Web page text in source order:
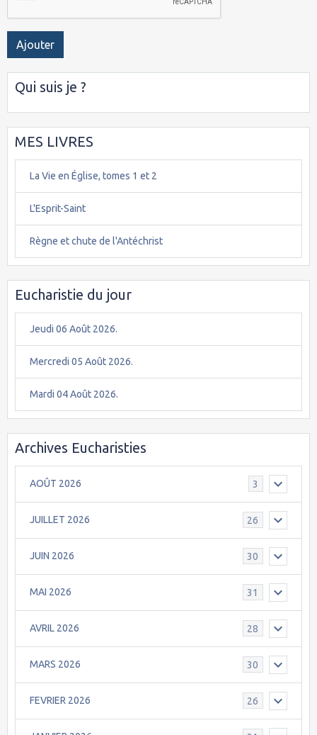
Ajouter
Qui suis je ?
MES LIVRES
La Vie en Église, tomes 1 et 2
L'Esprit-Saint
Règne et chute de l'Antéchrist
Eucharistie du jour
Jeudi 06 Août 2026.
Mercredi 05 Août 2026.
Mardi 04 Août 2026.
Archives Eucharisties
AOÛT 2026 3
JUILLET 2026 26
JUIN 2026 30
MAI 2026 31
AVRIL 2026 28
MARS 2026 30
FEVRIER 2026 26